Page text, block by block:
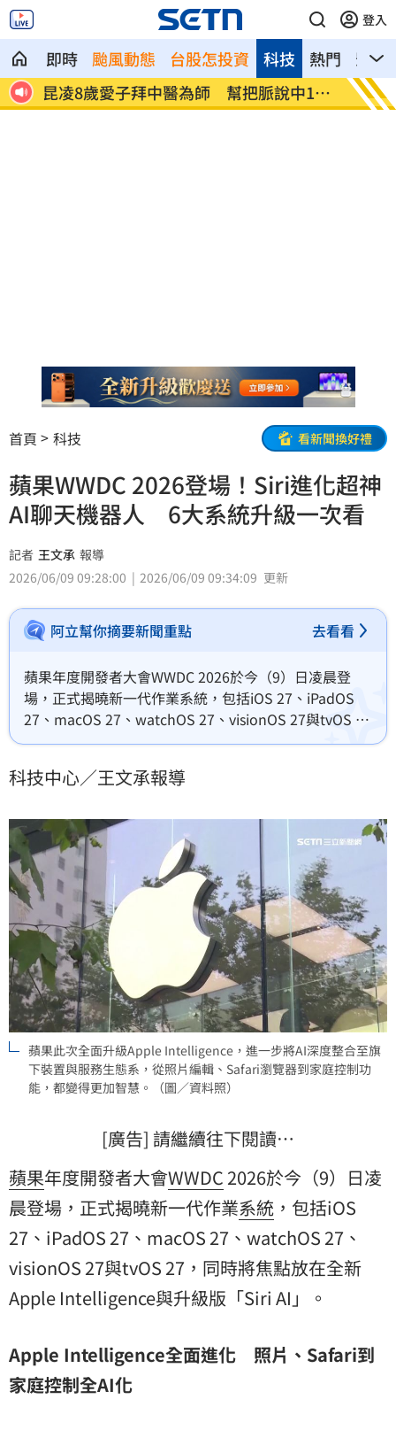
登入
即時 颱風動態 台股怎投資 熱門 影音
科技
狀
父親節最雷禮物 「茶具、領帶」榜上有
名
魏平
委
首頁 科技 看新聞換好禮
蘋果WWDC 2026登場！Siri進化超神
AI聊天機器人 6大系統升級一次看
記者 王文承 報導
2026/06/09 09:28:00
2026/06/09 09:34:09 更新
阿立幫你摘要新聞重點 去看看
蘋果年度開發者大會WWDC 2026於今（9）日凌晨登
場，正式揭曉新一代作業系統，包括iOS 27、iPadOS
27、macOS 27、watchOS 27、visionOS 27與tvOS
27，同時將焦點放在全新Apple Intelligence與升級版
科技中心／王文承報導
蘋果此次全面升級Apple Intelligence，進一步將AI深度整合至旗
下裝置與服務生態系，從照片編輯、Safari瀏覽器到家庭控制功
能，都變得更加智慧。（圖／資料照）
[廣告] 請繼續往下閱讀…
蘋果年度開發者大會WWDC 2026於今（9）日凌
晨登場，正式揭曉新一代作業系統 ，包括iOS
27、iPadOS 27、macOS 27、watchOS 27、
visionOS 27與tvOS 27，同時將焦點放在全新
Apple Intelligence與升級版「Siri AI」。
Apple Intelligence全面進化 照片、Safari到
家庭控制全AI化